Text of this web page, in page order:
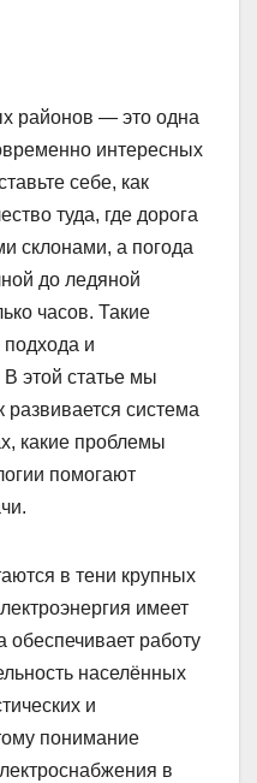
районов — это одна
интересных
себе, как
туда, где дорога
склонами, а погода
до ледяной
часов. Такие
подхода и
этой статье мы
развивается система
какие проблемы
помогают
в тени крупных
имеет
работу
населённых
и
понимание
в